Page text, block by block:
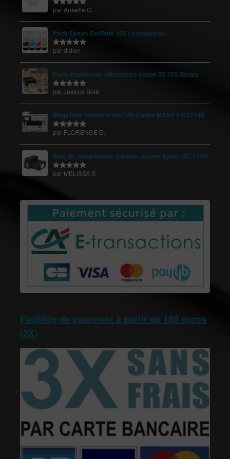
Note5sur
par Anaelle G.
Pack Epson EcoTank 104 ( 4 couleurs)
Note 5sur
par didier
Pack imprimante alimentaire canon TS 700 Series
Note5sur
par Jessica Solé
MegaTank multifonction Wifi Canon MAXIFY GX7140
Note 5sur
par FLORENCE D.
Bloc de récupération d'encre usagée Epson SC-F100
Note 5sur
par MELISSA S.
Facilités de paiement à partir de 180 euros
(2X)